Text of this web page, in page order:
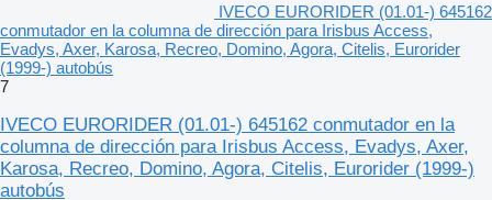
IVECO EURORIDER (01.01-) 645162
conmutador en la columna de dirección para Irisbus Access,
Evadys, Axer, Karosa, Recreo, Domino, Agora, Citelis, Eurorider
(1999-) autobús
7
IVECO EURORIDER (01.01-) 645162 conmutador en la
columna de dirección para Irisbus Access, Evadys, Axer,
Karosa, Recreo, Domino, Agora, Citelis, Eurorider (1999-)
autobús